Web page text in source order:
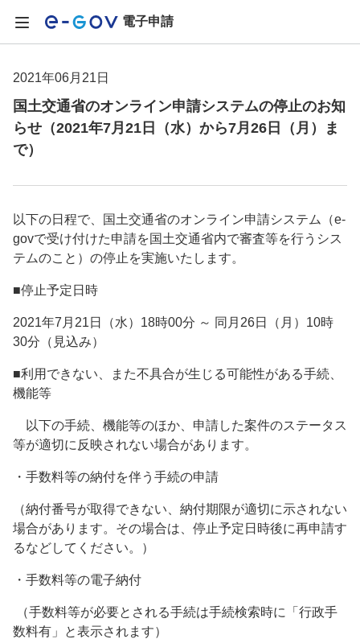
電子申請
2021年06月21日
国土交通省のオンライン申請システムの停止のお知
らせ（2021年7月21日（水）から7月26日（月）ま
で）
以下の日程で、国土交通省のオンライン申請システム（e-
govで受け付けた申請を国土交通省内で審査等を行うシス
テムのこと）の停止を実施いたします。
■停止予定日時
2021年7月21日（水）18時00分 ～ 同月26日（月）10時
30分（見込み）
■利用できない、また不具合が生じる可能性がある手続、
機能等
以下の手続、機能等のほか、申請した案件のステータス
等が適切に反映されない場合があります。
・手数料等の納付を伴う手続の申請
（納付番号が取得できない、納付期限が適切に示されない
場合があります。その場合は、停止予定日時後に再申請す
るなどしてください。）
・手数料等の電子納付
（手数料等が必要とされる手続は手続検索時に「行政手
数料有」と表示されます）